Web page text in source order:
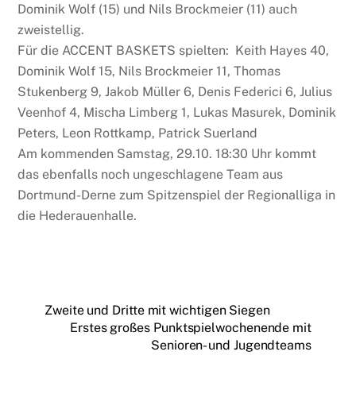
Dominik Wolf (15) und Nils Brockmeier (11) auch
zweistellig.
Für die ACCENT BASKETS spielten: Keith Hayes 40,
Dominik Wolf 15, Nils Brockmeier 11, Thomas
Stukenberg 9, Jakob Müller 6, Denis Federici 6, Julius
Veenhof 4, Mischa Limberg 1, Lukas Masurek, Dominik
Peters, Leon Rottkamp, Patrick Suerland
Am kommenden Samstag, 29.10. 18:30 Uhr kommt
das ebenfalls noch ungeschlagene Team aus
Dortmund-Derne zum Spitzenspiel der Regionalliga in
die Hederauenhalle.
Zweite und Dritte mit wichtigen Siegen
Erstes großes Punktspielwochenende mit
Senioren- und Jugendteams